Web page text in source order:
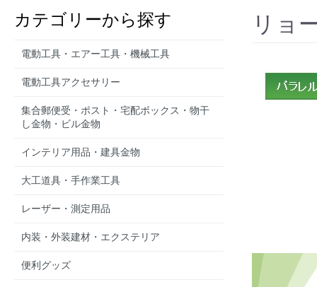
カテゴリーから探す
電動工具・エアー工具・機械工具
電動工具アクセサリー
集合郵便受・ポスト・宅配ボックス・物干
し金物・ビル金物
インテリア用品・建具金物
大工道具・手作業工具
レーザー・測定用品
内装・外装建材・エクステリア
便利グッズ
リョ